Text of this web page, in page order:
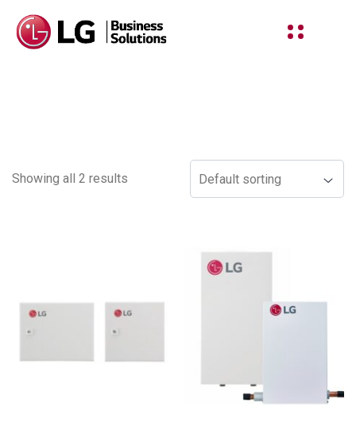
Shop
Showing all 2 results